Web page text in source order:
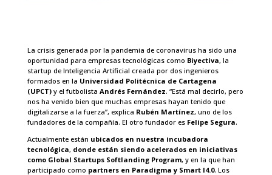
La crisis generada por la pandemia de coronavirus ha sido una
oportunidad para empresas tecnológicas como Biyectiva, la
startup de Inteligencia Artificial creada por dos ingenieros
formados en la Universidad Politécnica de Cartagena
(UPCT)y el futbolista Andrés Fernández. “Está mal decirlo, pero
nos ha venido bien que muchas empresas hayan tenido que
digitalizarse a la fuerza”, explica Rubén Martínez, uno de los
fundadores de la compañía. El otro fundador es Felipe Segura.
Actualmente están ubicados en nuestra incubadora
tecnológica, donde están siendo acelerados en iniciativas
como Global Startups Softlanding Program, y en la que han
participado como partners en Paradigma y Smart I4.0. Los